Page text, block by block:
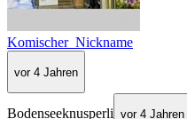
Komischer_Nickname
vor 4 Jahren
Bodenseeknusperli vor 4 Jahren